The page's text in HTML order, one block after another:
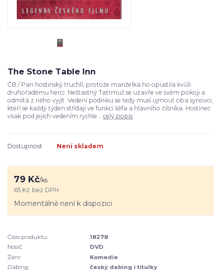
The Stone Table Inn
ČB / Pan hostinský truchlí, protože manželka ho opustila kvůli
druhořadému herci. Neštastný Tatrmuž se uzavře ve svém pokoji a
odmítá z něho vyjít. Vedení podniku se tedy musí ujmout oba synovci,
kteří se každý týden střídají ve funkci šéfa a hlavního číšníka. Hostinec
však pod jejich vedením rychle... celý popis
Dostupnost Není skladem
79 Kč/ks
65 Kč bez DPH
Momentálně není k dispozici
Číslo produktu:
18278
Nosič:
DVD
Žánr:
Komedie
Dabing:
český dabing i titulky